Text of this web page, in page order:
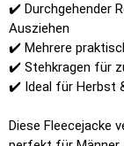
✔️ Durchgehender
Ausziehen
✔️ Mehrere
✔️ Stehkragen für
✔️ Ideal für Herbst
Diese Fleecejacke